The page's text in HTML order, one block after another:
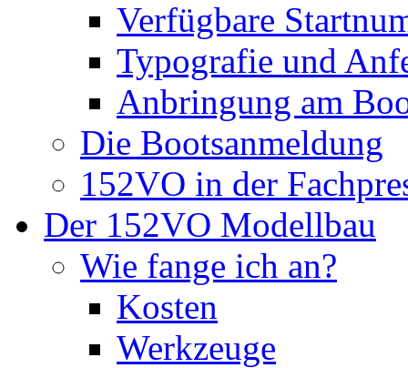
Verfügbare
Typografie und
Anbringung am
Die Bootsanmeldung
152VO in der
Der 152VO Modellbau
Wie fange ich an?
Kosten
Werkzeuge